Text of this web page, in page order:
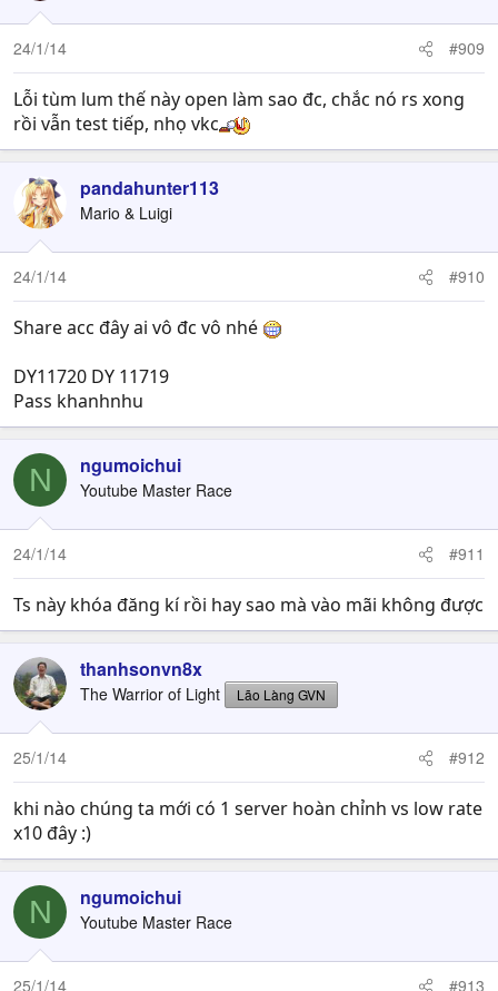
24/1/14 #909
Lỗi tùm lum thế này open làm sao đc, chắc nó rs xong
rồi vẫn test tiếp, nhọ vkc
pandahunter113
Mario & Luigi
24/1/14 #910
Share acc đây ai vô đc vô nhé
DY11720 DY 11719
Pass khanhnhu
N ngumoichui
Youtube Master Race
24/1/14 #911
Ts này khóa đăng kí rồi hay sao mà vào mãi không được
thanhsonvn8x
The Warrior of Light Lão Làng GVN
25/1/14 #912
khi nào chúng ta mới có 1 server hoàn chỉnh vs low rate
x10 đây :)
N ngumoichui
Youtube Master Race
25/1/14 #913